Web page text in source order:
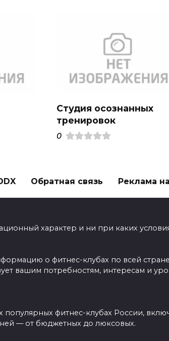
Студия осознанных
тренировок
0
Обратная связь Реклама
характер и ни при каких
о фитнес-клубах по всей
вашим потребностям, интересам и
фитнес-клубах России,
— от бюджетных до люксовых.